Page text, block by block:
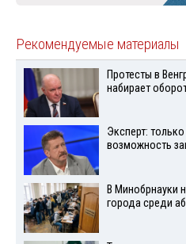
Рекомендуемые материалы
Протесты в
набирает
Эксперт:
возможность
В Минобрнауки
города среди